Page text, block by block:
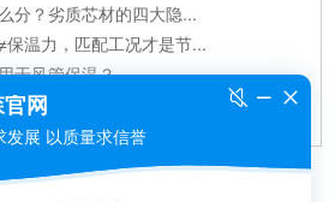
分？劣质芯材的四大隐...
温力，匹配工况才是节...
于风管保温？...
棉毡的保温效果优于...